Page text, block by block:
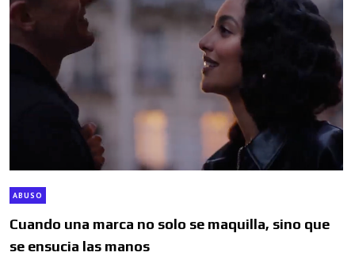
ABUSO
Cuando una marca no solo se maquilla, sino que
se ensucia las manos